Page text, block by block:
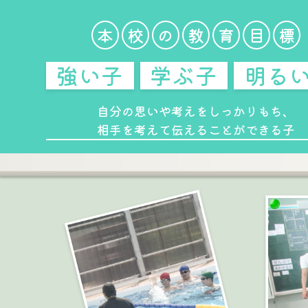
本 校 の 教 育 目 標
強い子 学ぶ子 明る
自分の思いや考えをしっかりもち、
相手を考えて伝えることができる子